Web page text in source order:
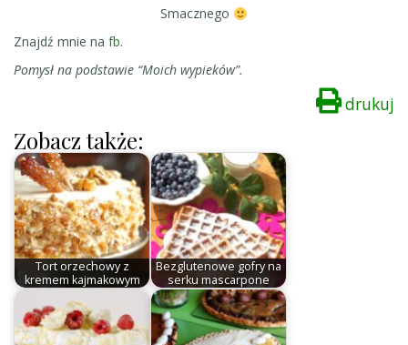
Smacznego
Znajdź mnie na fb.
Pomysł na podstawie “Moich wypieków”.
drukuj
Zobacz także:
Tort orzechowy z
kremem kajmakowym
Bezglutenowe gofry na
serku mascarpone